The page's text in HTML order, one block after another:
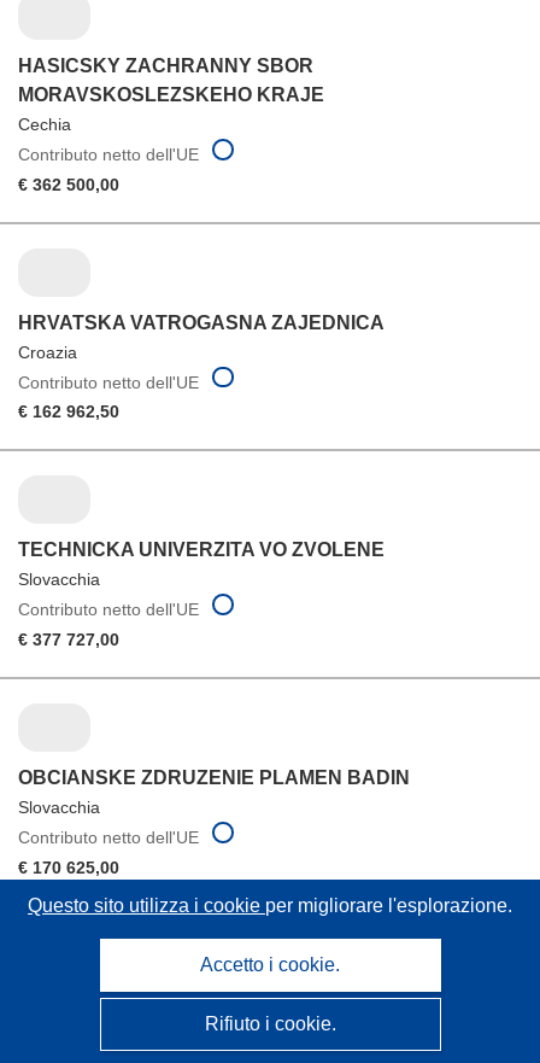
HASICSKY ZACHRANNY SBOR
MORAVSKOSLEZSKEHO KRAJE
Cechia
Contributo netto dell'UE
€ 362 500,00
HRVATSKA VATROGASNA ZAJEDNICA
Croazia
Contributo netto dell'UE
€ 162 962,50
TECHNICKA UNIVERZITA VO ZVOLENE
Slovacchia
Contributo netto dell'UE
€ 377 727,00
OBCIANSKE ZDRUZENIE PLAMEN BADIN
Slovacchia
Contributo netto dell'UE
€ 170 625,00
YAYASAN AMIKOM YOGYAKARTA
Questo sito utilizza i cookie per migliorare l'esplorazione.
Accetto i cookie.
Rifiuto i cookie.